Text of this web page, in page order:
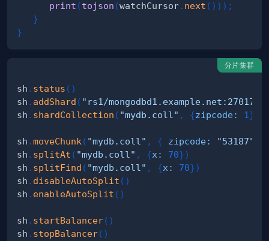
print (tojson (watchCursor. next ( ) ) ) ;
}
}
分片集群
sh . status ( )
sh . addShard ( "rs1/mongodbd1.example.net:27017"
sh . shardCollection ( "mydb.coll" , {zipcode: 1 }
sh .moveChunk ( "mydb.coll" , { zipcode: "53187"
sh . splitAt ( "mydb.coll" , {x : 70})
sh . splitFind ( "mydb.coll" , {x : 70})
sh . disableAutoSplit ( )
sh . enableAutoSplit ( )
sh . startBalancer( )
sh . stopBalancer( )